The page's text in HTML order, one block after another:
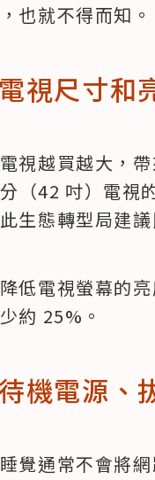
也就不得而知。
視尺寸和
視越買越大，
（42 吋）電視
生態轉型局建
低電視螢幕的
約 25%。
機電源、
覺通常不會將